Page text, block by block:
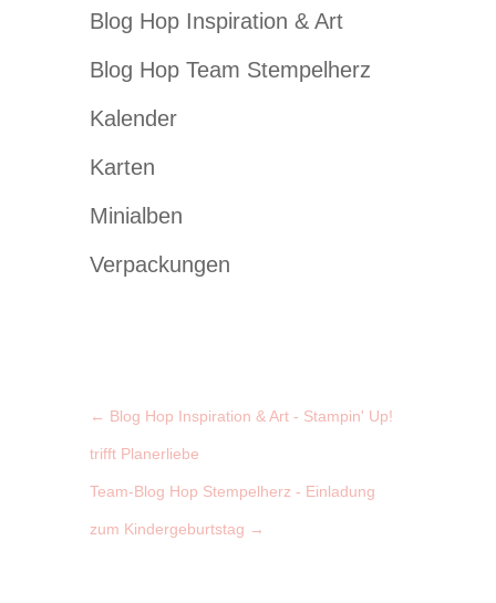
Blog Hop Inspiration & Art
Blog Hop Team Stempelherz
Kalender
Karten
Minialben
Verpackungen
← Blog Hop Inspiration & Art - Stampin' Up!
trifft Planerliebe
Team-Blog Hop Stempelherz - Einladung
zum Kindergeburtstag →